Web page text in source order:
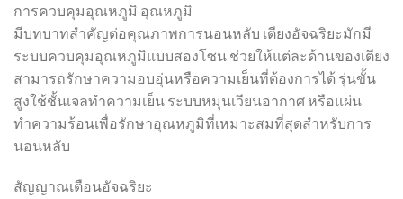
การควบคุมอุณหภูมิ อุณหภูมิ
มีบทบาทสำคัญต่อคุณภาพการนอนหลับ เตียงอัจฉริยะมักมี
ระบบควบคุมอุณหภูมิแบบสองโซน ช่วยให้แต่ละด้านของเตียง
สามารถรักษาความอบอุ่นหรือความเย็นที่ต้องการได้ รุ่นขั้น
สูงใช้ชั้นเจลทำความเย็น ระบบหมุนเวียนอากาศ หรือแผ่น
ทำความร้อนเพื่อรักษาอุณหภูมิที่เหมาะสมที่สุดสำหรับการ
นอนหลับ
สัญญาณเตือนอัจฉริยะ